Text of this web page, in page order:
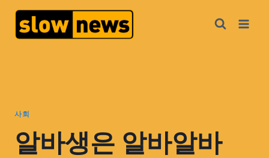
사회
알바생은 알바알바